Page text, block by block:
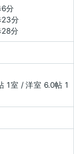
6分
23分
28分
1室 / 洋室 6.0帖 1